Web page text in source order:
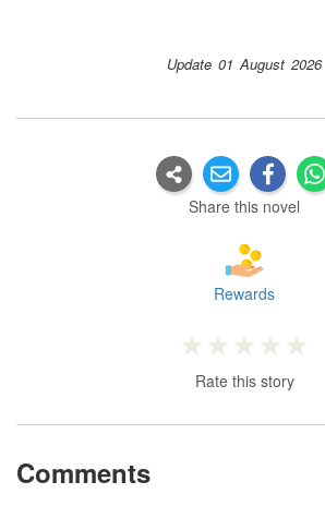
Update 01 August 2026
Share this novel
Rewards
Rate this story
Comments